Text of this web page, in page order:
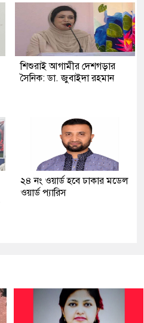
শিশুরাই আগামীর দেশগড়ার
সৈনিক: ডা. জুবাইদা রহমান
২৪ নং ওয়ার্ড হবে ঢাকার মডেল
ওয়ার্ড প্যারিস